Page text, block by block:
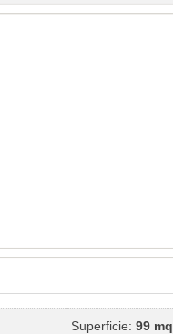
Superficie: 99 mq